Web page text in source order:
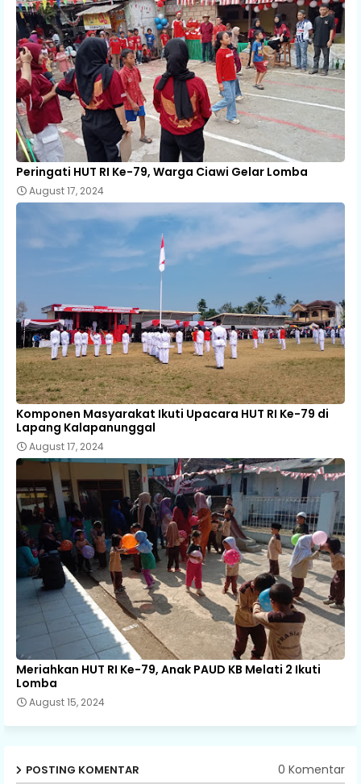
Peringati HUT RI Ke-79, Warga Ciawi Gelar Lomba
August 17, 2024
Komponen Masyarakat Ikuti Upacara HUT RI Ke-79 di
Lapang Kalapanunggal
August 17, 2024
Meriahkan HUT RI Ke-79, Anak PAUD KB Melati 2 Ikuti
Lomba
August 15, 2024
POSTING KOMENTAR 0 Komentar